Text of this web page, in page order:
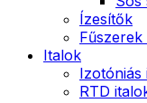
Ízesítők
Fűszerek
Italok
Izotóniás
RTD